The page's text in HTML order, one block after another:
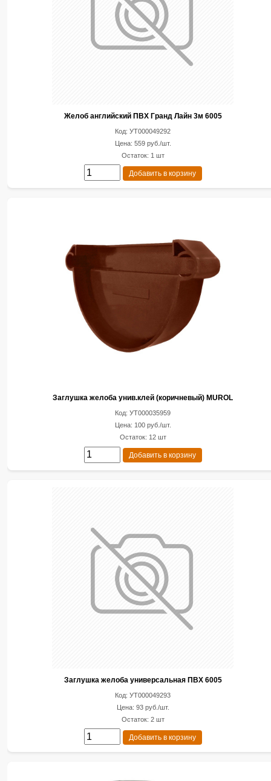
Желоб английский ПВХ Гранд Лайн 3м 6005
Код: УТ000049292
Цена: 559 руб./шт.
Остаток: 1 шт
Добавить в корзину
Заглушка желоба унив.клей (коричневый) MUROL
Код: УТ000035959
Цена: 100 руб./шт.
Остаток: 12 шт
Добавить в корзину
Заглушка желоба универсальная ПВХ 6005
Код: УТ000049293
Цена: 93 руб./шт.
Остаток: 2 шт
Добавить в корзину